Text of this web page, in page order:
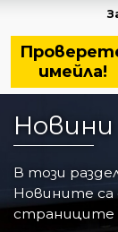
имейла!
Новини
В този
Новините са
страниците